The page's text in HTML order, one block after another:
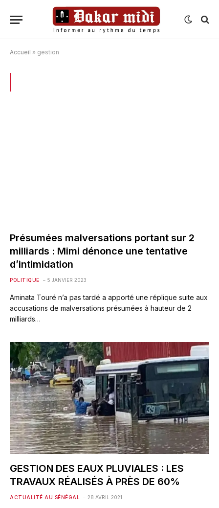
Accueil » gestion
Présumées malversations portant sur 2
milliards : Mimi dénonce une tentative
d’intimidation
POLITIQUE 5 JANVIER 2023
Aminata Touré n’a pas tardé a apporté une réplique suite aux
accusations de malversations présumées à hauteur de 2
milliards…
GESTION DES EAUX PLUVIALES : LES
TRAVAUX RÉALISÉS À PRÈS DE 60%
ACTUALITÉ AU SÉNÉGAL 28 AVRIL 2021